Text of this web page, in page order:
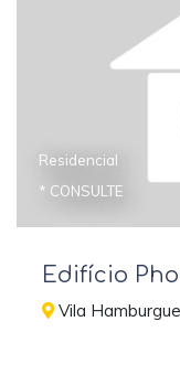
Residencial
* CONSULTE
Edifício
Vila